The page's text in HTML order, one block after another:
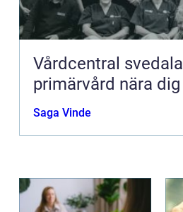
Vårdcentral svedala trygg
primärvård nära dig
Saga Vinde